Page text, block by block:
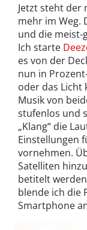
Jetzt steht der
mehr im Weg.
und die meist-
Ich starte
es von der
nun in
oder das Licht
Musik von
stufenlos und
„Klang“ die
Einstellungen
vornehmen.
Satelliten
betitelt
blende ich die
Smartphone